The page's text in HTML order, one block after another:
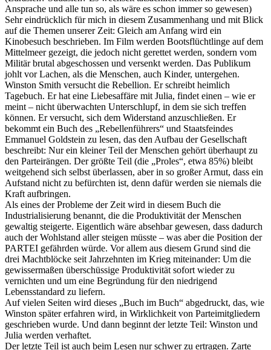
Ansprache und alle tun so, als wäre es schon immer so gewesen)
Sehr eindrücklich für mich in diesem Zusammenhang und mit Blick
auf die Themen unserer Zeit: Gleich am Anfang wird ein
Kinobesuch beschrieben. Im Film werden Bootsflüchtlinge auf dem
Mittelmeer gezeigt, die jedoch nicht gerettet werden, sondern vom
Militär brutal abgeschossen und versenkt werden. Das Publikum
johlt vor Lachen, als die Menschen, auch Kinder, untergehen.
Winston Smith versucht die Rebellion. Er schreibt heimlich
Tagebuch. Er hat eine Liebesaffäre mit Julia, findet einen – wie er
meint – nicht überwachten Unterschlupf, in dem sie sich treffen
können. Er versucht, sich dem Widerstand anzuschließen. Er
bekommt ein Buch des „Rebellenführers“ und Staatsfeindes
Emmanuel Goldstein zu lesen, das den Aufbau der Gesellschaft
beschreibt: Nur ein kleiner Teil der Menschen gehört überhaupt zu
den Parteirängen. Der größte Teil (die „Proles“, etwa 85%) bleibt
weitgehend sich selbst überlassen, aber in so großer Armut, dass ein
Aufstand nicht zu befürchten ist, denn dafür werden sie niemals die
Kraft aufbringen.
Als eines der Probleme der Zeit wird in diesem Buch die
Industrialisierung benannt, die die Produktivität der Menschen
gewaltig steigerte. Eigentlich wäre absehbar gewesen, dass dadurch
auch der Wohlstand aller steigen müsste – was aber die Position der
PARTEI gefährden würde. Vor allem aus diesem Grund sind die
drei Machtblöcke seit Jahrzehnten im Krieg miteinander: Um die
gewissermaßen überschüssige Produktivität sofort wieder zu
vernichten und um eine Begründung für den niedrigend
Lebensstandard zu liefern.
Auf vielen Seiten wird dieses „Buch im Buch“ abgedruckt, das, wie
Winston später erfahren wird, in Wirklichkeit von Parteimitgliedern
geschrieben wurde. Und dann beginnt der letzte Teil: Winston und
Julia werden verhaftet.
Der letzte Teil ist auch beim Lesen nur schwer zu ertragen. Zarte